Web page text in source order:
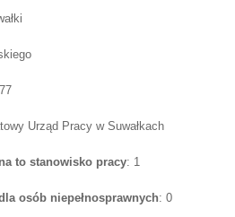
Urząd Pracy w Suwałkach
to stanowisko pracy: 1
osób niepełnosprawnych: 0